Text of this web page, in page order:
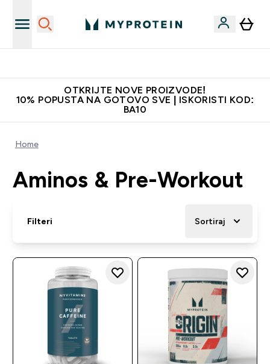
OTKRIJTE NOVE PROIZVODE!
10% POPUSTA NA GOTOVO SVE | ISKORISTI KOD:
BA10
Home
Aminos & Pre-Workout
Filteri Sortiraj